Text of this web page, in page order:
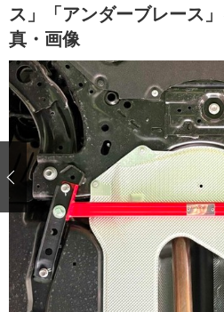
中国
九州
注目の記事
ショップレポート
自動車豆知識 ス
鈑金・塗装
ディテイリング
ディテイリング
ヘッドライト磨き
フィルム・ラッピング
鈑金・塗装
小キズ直し
特集記事
ストップ 不具合修理＆粗悪修理
カ
コラム
ショップ紹介
ショップレポート
レストア
ス」「アンダーブレース
真・画像